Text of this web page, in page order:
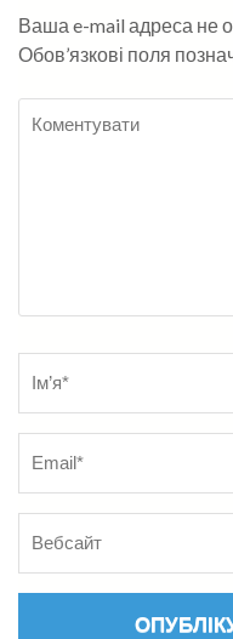
Ваша e-mail адреса не
Обов’язкові поля